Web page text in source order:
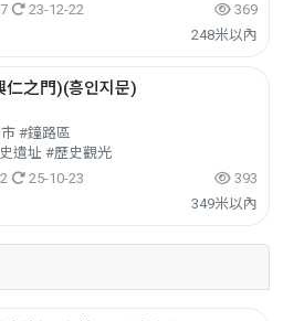
23-12-22
369
248米以內
仁之門)(흥인지문)
#鐘路區
遺址 #歷史觀光
25-10-23
393
349米以內